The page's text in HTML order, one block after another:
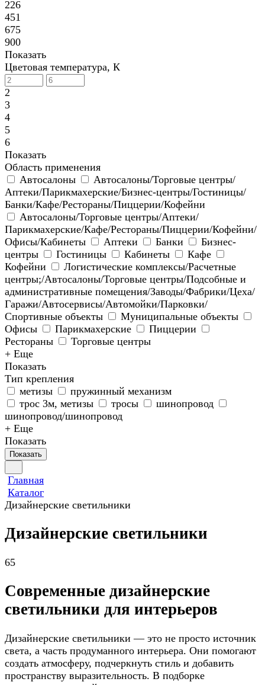
226
451
675
900
Показать
Цветовая температура, К
2
3
4
5
6
Показать
Область применения
Автосалоны
Автосалоны/Торговые центры/
Аптеки/Парикмахерские/Бизнес-центры/Гостиницы/
Банки/Кафе/Рестораны/Пиццерии/Кофейни
Автосалоны/Торговые центры/Аптеки/
Парикмахерские/Кафе/Рестораны/Пиццерии/Кофейни/
Офисы/Кабинеты
Аптеки Банки
Бизнес-
центры
Гостиницы Кабинеты
Кафе
Кофейни
Логистические комплексы/Расчетные
центры;/Автосалоны/Торговые центры/Подсобные и
административные помещения/Заводы/Фабрики/Цеха/
Гаражи/Автосервисы/Автомойки/Парковки/
Спортивные объекты
Муниципальные объекты
Офисы
Парикмахерские
Пиццерии
Рестораны
Торговые центры
+ Еще
Показать
Тип крепления
метизы
пружинный механизм
трос 3м, метизы
тросы
шинопровод
шинопровод/шинопровод
+ Еще
Показать
Показать
Главная
Каталог
Дизайнерские светильники
Дизайнерские светильники
65
Современные дизайнерские
светильники для интерьеров
Дизайнерские светильники — это не просто источник
света, а часть продуманного интерьера. Они помогают
создать атмосферу, подчеркнуть стиль и добавить
пространству выразительность. В подборке